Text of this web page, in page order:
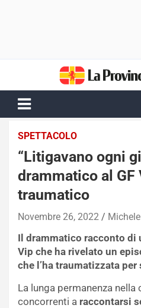
content
SPETTACOLO
“Litigavano ogni
drammatico al GF
traumatico
Novembre 26, 2022 Michele
Il drammatico racconto di
Vip che ha rivelato un
che l’ha traumatizzata per
La lunga permanenza nella
concorrenti a raccontarsi